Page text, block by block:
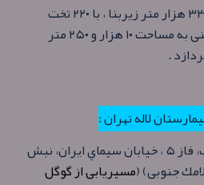
این بیمارستان با بیش از ۳۳ هزار متر زیربنا ، با ۲۲۰ تخت
مصوب در ۸ طبقه در زمینی به مساحت ۱۰ هزار و ۲۵۰ متر
.
لاله تهران :
تهران، شهرك غرب، فاز ۵ ، خيابان سيماي ايران، نبش
جنوبی) (مسیریابی از گوگل